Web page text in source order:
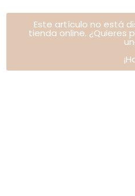
Este artículo no está
tienda online. ¿Quieres